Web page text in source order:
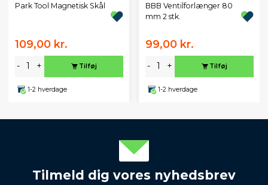
Park Tool Magnetisk Skål
109,00 kr.
- + Tilføj
1-2 hverdage
BBB Ventilforlænger 80
mm 2 stk.
99,00 kr.
- + Tilføj
1-2 hverdage
Tilmeld dig vores nyhedsbrev